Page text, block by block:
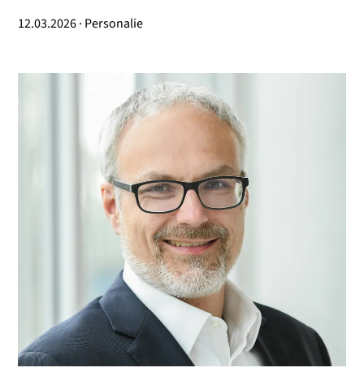
12.03.2026 · Personalie